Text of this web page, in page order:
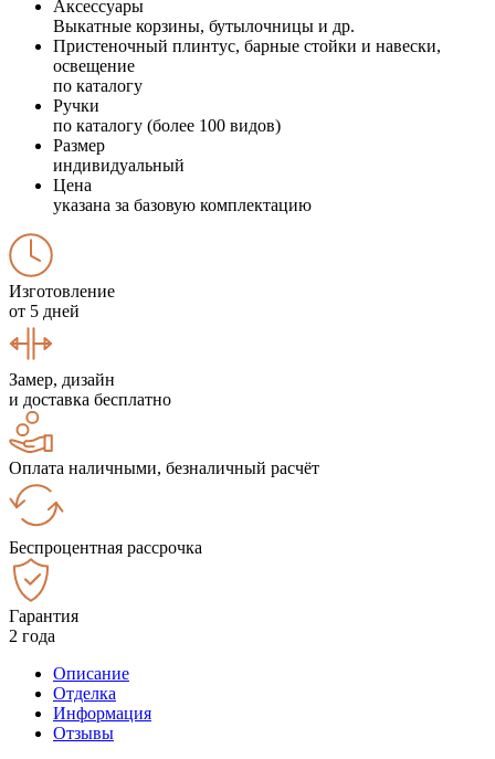
Аксессуары
Выкатные корзины, бутылочницы и др.
Пристеночный плинтус, барные стойки и навески,
освещение
по каталогу
Ручки
по каталогу (более 100 видов)
Размер
индивидуальный
Цена
указана за базовую комплектацию
Изготовление
от 5 дней
Замер, дизайн
и доставка бесплатно
Оплата наличными, безналичный расчёт
Беспроцентная рассрочка
Гарантия
2 года
Описание
Отделка
Информация
Отзывы